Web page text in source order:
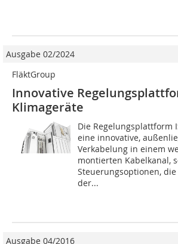
Ausgabe 02/2024
FläktGroup
Innovative
Klimageräte
Die Regelungsplattform
eine innovative,
Verkabelung in einem
montierten Kabelkanal,
Steuerungsoptionen,
der...
Ausgabe 04/2016